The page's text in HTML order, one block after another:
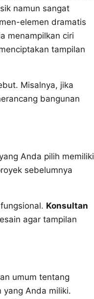
namun sangat
elemen dramatis
menampilkan ciri
tampilan
Misalnya, jika
bangunan
Anda pilih memiliki
sebelumnya
Konsultan
agar tampilan
umum tentang
yang Anda miliki.